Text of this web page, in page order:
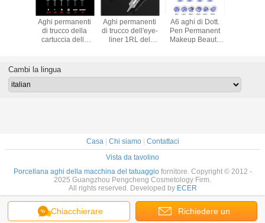
Aghi permanenti
di trucco della
cartuccia della
Aghi permanenti
di trucco dell'eye-
liner 1RL del
A6 aghi di Dott.
Pen Permanent
Makeup Beauty
Chiacchierare Richiedere un
Cambi la lingua
Casa| Chi siamo| Contattaci
Vista da tavolino
Porcellana aghi della macchina del tatuaggiofornitore. Copyright © 2012 -
2025 Guangzhou Pengcheng Cosmetology Firm.
All rights reserved. Developed by ECER